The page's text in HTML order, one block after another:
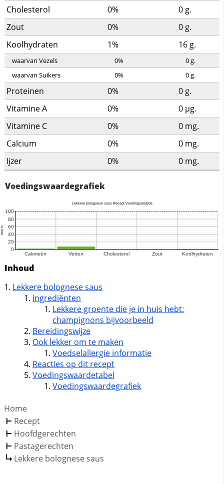
Cholesterol 0% 0g.
Zout
0% 0g.
Koolhydraten
1% 16g.
waarvan Vezels 0% 0g.
waarvan Suikers
0% 0g.
Proteinen 0% 0g.
Vitamine A
0% 0 µg.
Vitamine C
0% 0 mg.
Calcium
0% 0 mg.
Ijzer
0% 0 mg.
Voedingswaardegrafiek
Inhoud
Lekkere bolognese saus
Ingrediënten
Lekkere groente die je in huis hebt:
champignons bijvoorbeeld
Bereidingswijze
Ook lekker om te maken
Voedselallergie informatie
Reacties op dit recept
Voedingswaardetabel
Voedingswaardegrafiek
Home
Recept
Hoofdgerechten
Pastagerechten
Lekkere bolognese saus